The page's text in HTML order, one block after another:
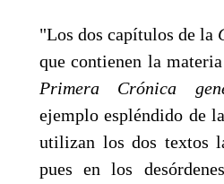
"Los dos capítulos de la
que contienen la
Primera Crónica
ejemplo esplén­dido de
utilizan los dos textos
pues en los